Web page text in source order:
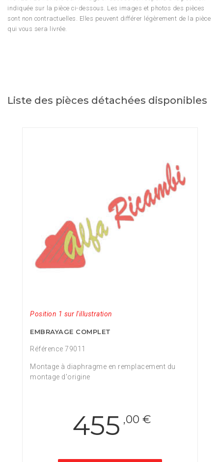
indiquée sur la pièce ci-dessous. Les images et photos des pièces
sont non contractuelles. Elles peuvent différer légèrement de la pièce
qui vous sera livrée.
Liste des pièces détachées disponibles
Position 1 sur l'illustration
EMBRAYAGE COMPLET
Référence 79011
Montage à diaphragme en remplacement du
montage d'origine
455 ,00 €